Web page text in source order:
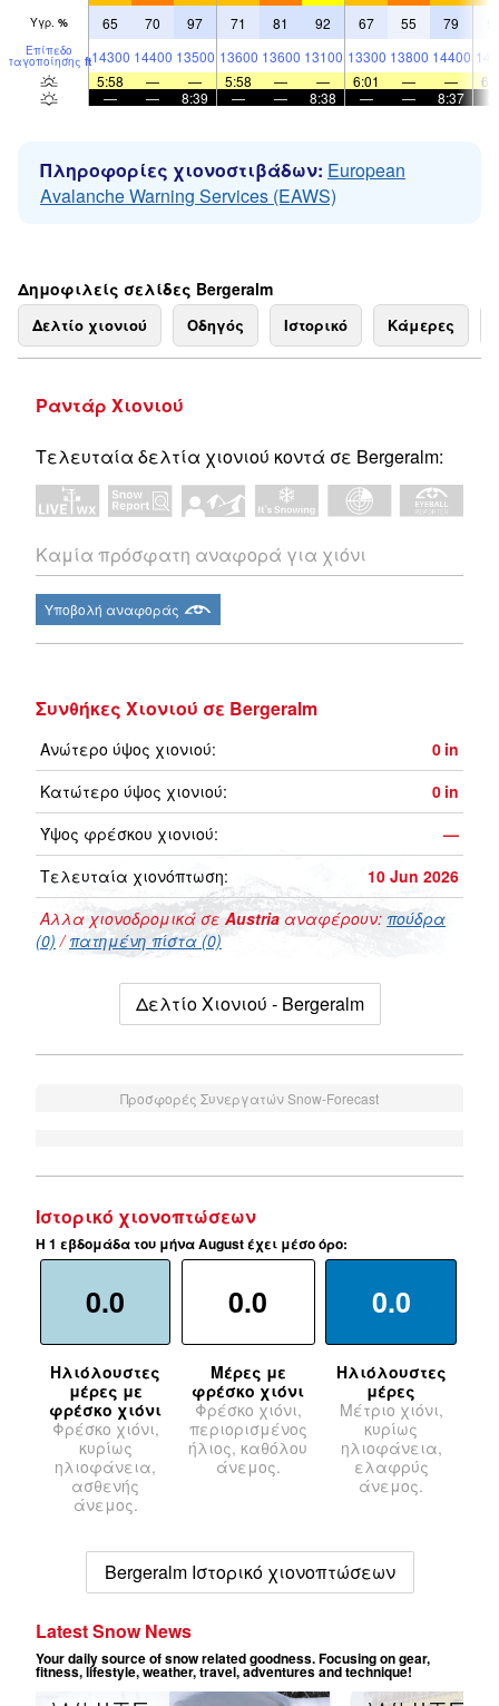
Υγρ. % 65 70 97 71 81 92 67 55 79
Επίπεδο
παγοποίησης ft14300 14400 13500 13600 13600 13100 13300 13800 14400
5:58
— — 5:58 — — 6:01 — —
—
— 8:39 — — 8:38 — — 8:37
Πληροφορίες χιονοστιβάδων: European
Avalanche Warning Services (EAWS)
Δημοφιλείς σελίδες Bergeralm
Δελτίο χιονιού Οδηγός Ιστορικό Κάμερες
Ραντάρ Χιονιού
Τελευταία δελτία χιονιού κοντά σε Bergeralm:
Καμία πρόσφατη αναφορά για χιόνι
Υποβολή αναφοράς
Συνθήκες Χιονιού σε Bergeralm
Ανώτερο ύψος χιονιού: 0 in
Κατώτερο ύψος χιονιού:
0 in
Ύψος φρέσκου χιονιού:
—
Τελευταία χιονόπτωση:
10 Jun 2026
Αλλα χιονοδρομικά σεAustria αναφέρουν: πούδρα
(0) /πατημένη πίστα (0)
Δελτίο Χιονιού - Bergeralm
Προσφορές Συνεργατών Snow-Forecast
Ιστορικό χιονοπτώσεων
Η 1 εβδομάδα του μήνα August έχει μέσο όρο:
0.0
Ηλιόλουστες
μέρες με
φρέσκο χιόνι
Φρέσκο χιόνι,
κυρίως
ηλιοφάνεια,
ασθενής
άνεμος.
0.0
Μέρες με
φρέσκο χιόνι
Φρέσκο χιόνι,
περιορισμένος
ήλιος, καθόλου
άνεμος.
0.0
Ηλιόλουστες
μέρες
Μέτριο χιόνι,
κυρίως
ηλιοφάνεια,
ελαφρύς
άνεμος.
Bergeralm Ιστορικό χιονοπτώσεων